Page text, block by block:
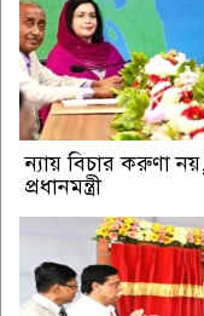
ন্যায় বিচার করুণা
প্রধানমন্ত্রী